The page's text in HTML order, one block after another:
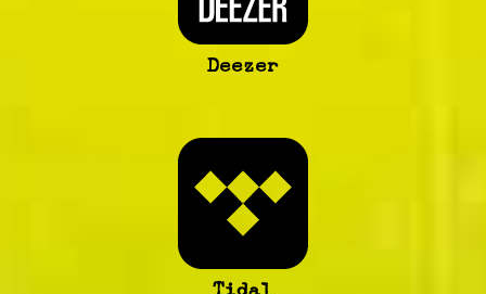
Deezer
Tidal